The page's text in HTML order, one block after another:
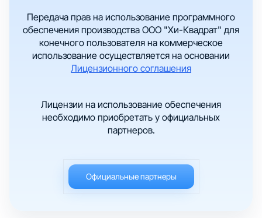
Передача прав на использование программного
обеспечения производства ООО "Хи-Квадрат" для
конечного пользователя на коммерческое
использование осуществляется на основании
Лицензионного соглашения
Лицензии на использование обеспечения
необходимо приобретать у официальных
партнеров.
Официальные партнеры